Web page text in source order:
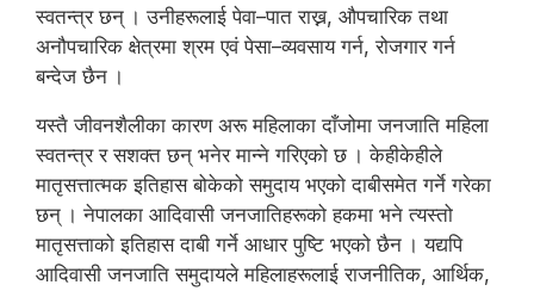
स्वतन्त्र छन् । उनीहरूलाई पेवा–पात राख्न, औपचारिक तथा
अनौपचारिक क्षेत्रमा श्रम एवं पेसा–व्यवसाय गर्न, रोजगार गर्न
बन्देज छैन ।
यस्तै जीवनशैलीका कारण अरू महिलाका दाँजोमा जनजाति महिला
स्वतन्त्र र सशक्त छन् भनेर मान्ने गरिएको छ । केहीकेहीले
मातृसत्तात्मक इतिहास बोकेको समुदाय भएको दाबीसमेत गर्ने गरेका
छन् । नेपालका आदिवासी जनजातिहरूको हकमा भने त्यस्तो
मातृसत्ताको इतिहास दाबी गर्ने आधार पुष्टि भएको छैन । यद्यपि
आदिवासी जनजाति समुदायले महिलाहरूलाई राजनीतिक, आर्थिक,